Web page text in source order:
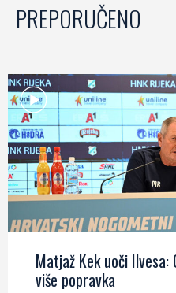
PREPORUČENO
Matjaž Kek uoči Ilvesa:
više popravka